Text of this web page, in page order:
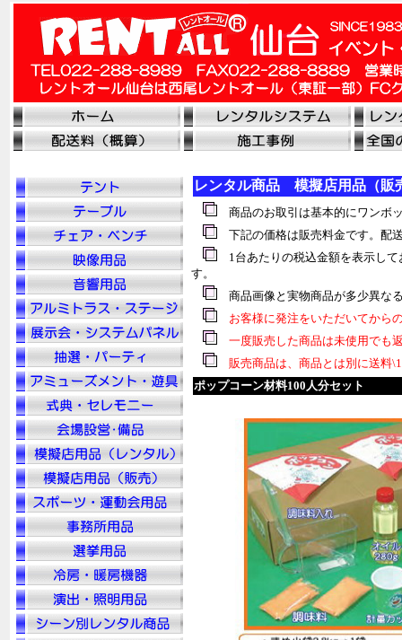
レンタル商品 模擬店用品（販
商品のお取引は基本的にワンボ
下記の価格は販売料金です。配
1台あたりの税込金額を表示して
す。
商品画像と実物商品が多少異な
お客様に発注をいただいてから
一度販売した商品は未使用でも
販売商品は、商品とは別に送料
ポップコーン材料100人分セット